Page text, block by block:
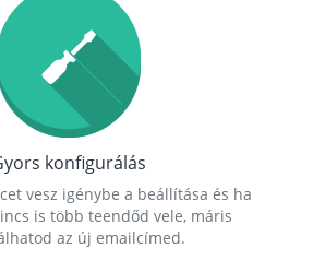
konfigurálás
vesz igénybe a beállítása és ha
is több teendőd vele, máris
az új emailcímed.